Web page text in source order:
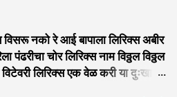
कुंडला वाला मेरा भोले बाबा किधर
ओ जी... सर पे तेरे ओं गंगा मैया
चंदा मामा ओं जी ॐ नमः शिवाय शम्भु
नको रे आई बापाला लिरिक्स अबीर
पंढरीचा चोर लिरिक्स नाम विठ्ठल विठ्ठल
लिरिक्स एक वेळ करी या दुःखा